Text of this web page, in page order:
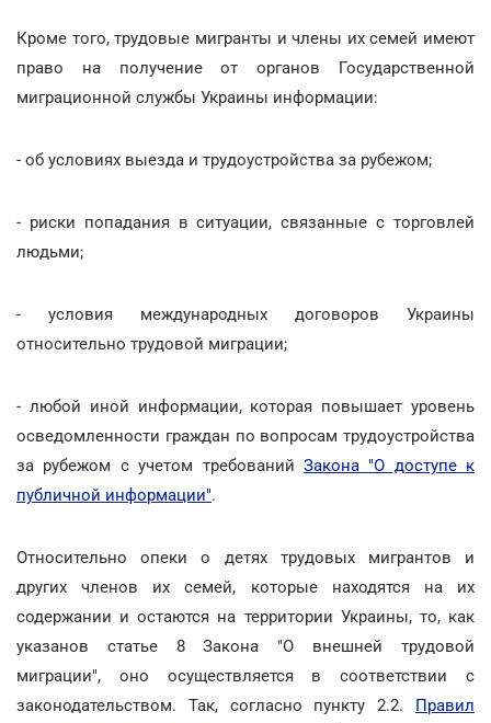
Кроме того, трудовые мигранты и члены их семей имеют
право на получение от органов Государственной
миграционной службы Украины информации:
- об условиях выезда и трудоустройства за рубежом;
- риски попадания в ситуации, связанные с торговлей
людьми;
- условия международных договоров Украины
относительно трудовой миграции;
- любой иной информации, которая повышает уровень
осведомленности граждан по вопросам трудоустройства
за рубежом с учетом требований Закона "О доступе к
публичной информации".
Относительно опеки о детях трудовых мигрантов и
других членов их семей, которые находятся на их
содержании и остаются на территории Украины, то, как
указанов статье 8 Закона "О внешней трудовой
миграции", оно осуществляется в соответствии с
законодательством. Так, согласно пункту 2.2. Правил